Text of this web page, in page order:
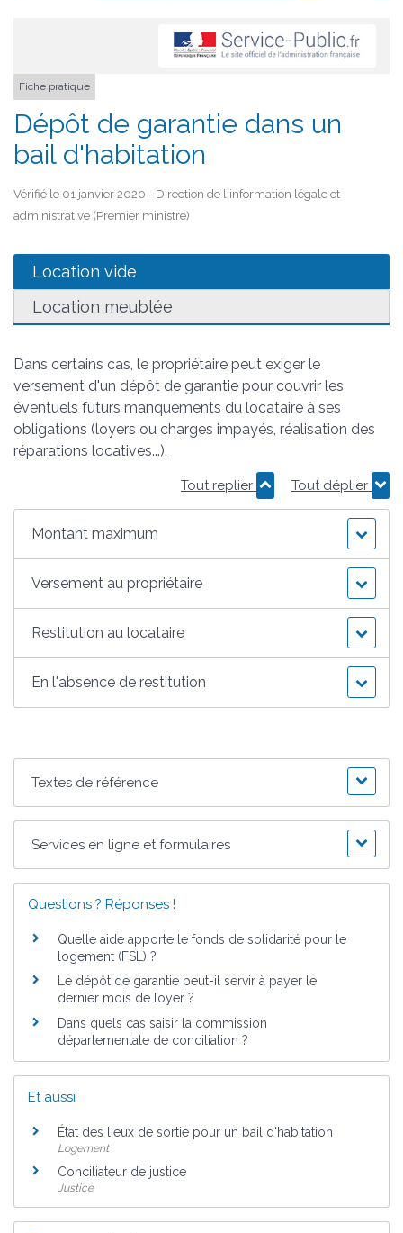
Fiche pratique
Dépôt de garantie dans un
bail d'habitation
Vérifié le 01 janvier 2020 - Direction de l'information légale et
administrative (Premier ministre)
Location vide
Location meublée
Dans certains cas, le propriétaire peut exiger le
versement d'un dépôt de garantie pour couvrir les
éventuels futurs manquements du locataire à ses
obligations (loyers ou charges impayés, réalisation des
réparations locatives...).
Tout replier Tout déplier
Montant maximum
Versement au propriétaire
Restitution au locataire
En l'absence de restitution
Textes de référence
Services en ligne et formulaires
Questions ? Réponses !
Quelle aide apporte le fonds de solidarité pour le
logement (FSL) ?
Le dépôt de garantie peut-il servir à payer le
dernier mois de loyer ?
Dans quels cas saisir la commission
départementale de conciliation ?
Et aussi
État des lieux de sortie pour un bail d'habitation
Logement
Conciliateur de justice
Justice